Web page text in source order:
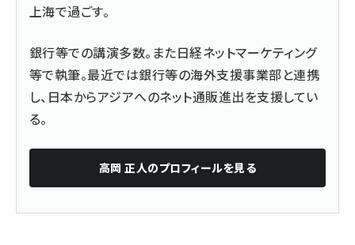
上海で過ごす。
銀行等での講演多数。また日経ネットマーケティング
等で執筆。最近では銀行等の海外支援事業部と連携
し、日本からアジアへのネット通販進出を支援してい
る。
高岡 正人のプロフィールを見る